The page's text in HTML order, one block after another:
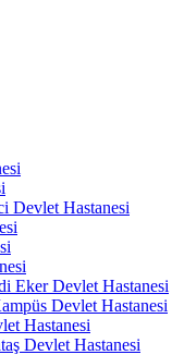
Devlet Hastanesi
Eker Devlet Hastanesi
Devlet Hastanesi
Hastanesi
Devlet Hastanesi